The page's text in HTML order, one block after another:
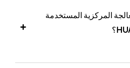
المركزية المستخدمة